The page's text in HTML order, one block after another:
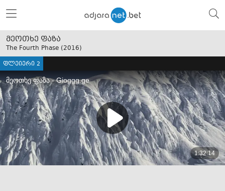
მეოთხე ფაზა
The Fourth Phase (2016)
ფლეიერი 2